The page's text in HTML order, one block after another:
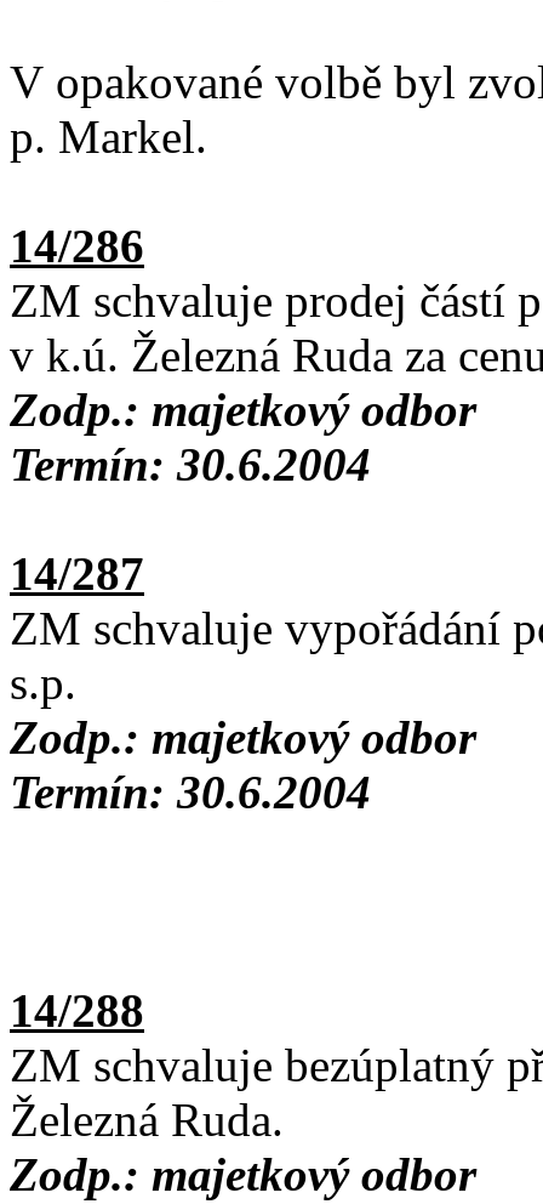
V opakované volbě byl
p. Markel.
14/286
ZM schvaluje prodej částí
v k.ú. Železná Ruda za
Zodp.: majetkový odbor
Termín: 30.6.2004
14/287
ZM schvaluje vypořádání
s.p.
Zodp.: majetkový odbor
Termín: 30.6.2004
14/288
ZM schvaluje bezúplatný
Železná Ruda.
Zodp.: majetkový odbor